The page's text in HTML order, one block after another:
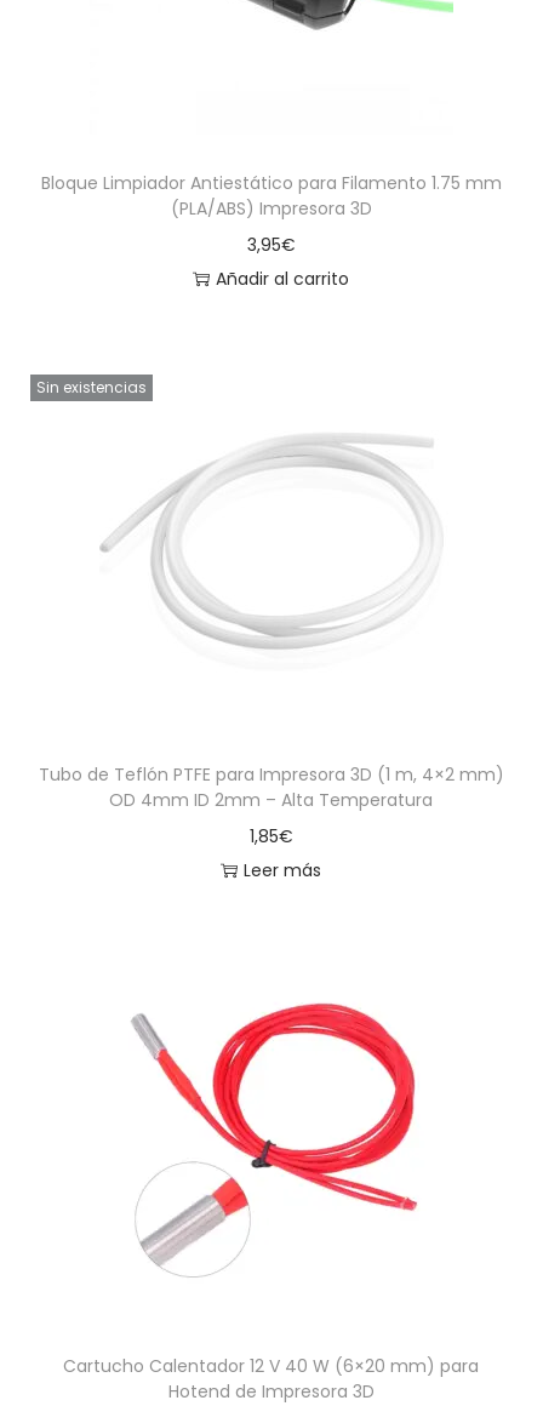
Bloque Limpiador Antiestático para Filamento 1.75 mm
(PLA/ABS) Impresora 3D
3,95€
Añadir al carrito
Sin existencias
Tubo de Teflón PTFE para Impresora 3D (1 m, 4×2 mm)
OD 4mm ID 2mm – Alta Temperatura
1,85€
Leer más
Cartucho Calentador 12 V 40 W (6×20 mm) para
Hotend de Impresora 3D